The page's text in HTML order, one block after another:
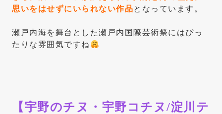
思いをはせずにいられない作品となっています。
瀬戸内海を舞台とした瀬戸内国際芸術祭にはぴっ
たりな雰囲気ですね
【宇野のチヌ・宇野コチヌ/淀川テ